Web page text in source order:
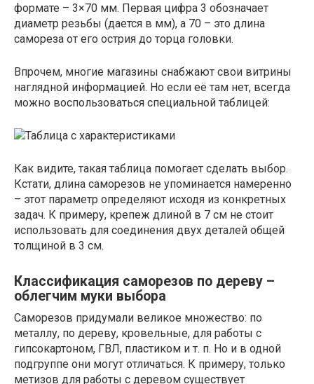
формате – 3×70 мм. Первая цифра 3 обозначает
диаметр резьбы (дается в мм), а 70 – это длина
самореза от его острия до торца головки.
Впрочем, многие магазины снабжают свои витрины
наглядной информацией. Но если её там нет, всегда
можно воспользоваться специальной таблицей:
Как видите, такая таблица помогает сделать выбор.
Кстати, длина саморезов не упоминается намеренно
– этот параметр определяют исходя из конкретных
задач. К примеру, крепеж длиной в 7 см не стоит
использовать для соединения двух деталей общей
толщиной в 3 см.
Классификация саморезов по дереву –
облегчим муки выбора
Саморезов придумали великое множество: по
металлу, по дереву, кровельные, для работы с
гипсокартоном, ГВЛ, пластиком и т. п. Но и в одной
подгруппе они могут отличаться. К примеру, только
метизов для работы с деревом существует